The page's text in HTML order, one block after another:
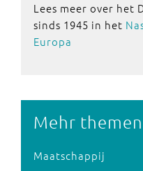
Lees meer over het
sinds 1945 in het
Europa
Mehr themen
Maatschappij